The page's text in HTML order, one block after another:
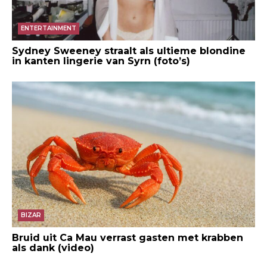
ENTERTAINMENT
Sydney Sweeney straalt als ultieme blondine
in kanten lingerie van Syrn (foto’s)
BIZAR
Bruid uit Ca Mau verrast gasten met krabben
als dank (video)